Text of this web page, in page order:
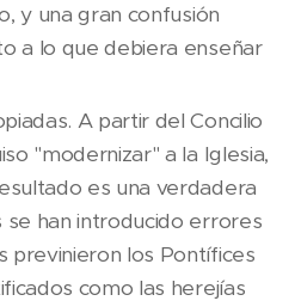
y una gran confusión
a lo que debiera enseñar
A partir del Concilio
"modernizar" a la Iglesia,
es una verdadera
han introducido errores
previnieron los Pontífices
como las herejías